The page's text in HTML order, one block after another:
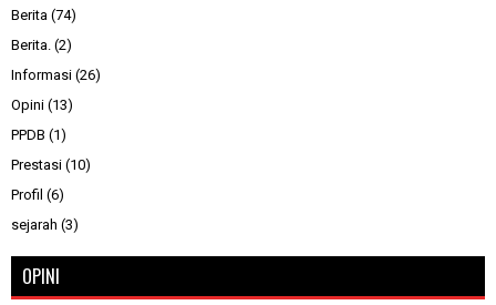
Berita (74)
Berita. (2)
Informasi (26)
Opini (13)
PPDB (1)
Prestasi (10)
Profil (6)
sejarah (3)
OPINI